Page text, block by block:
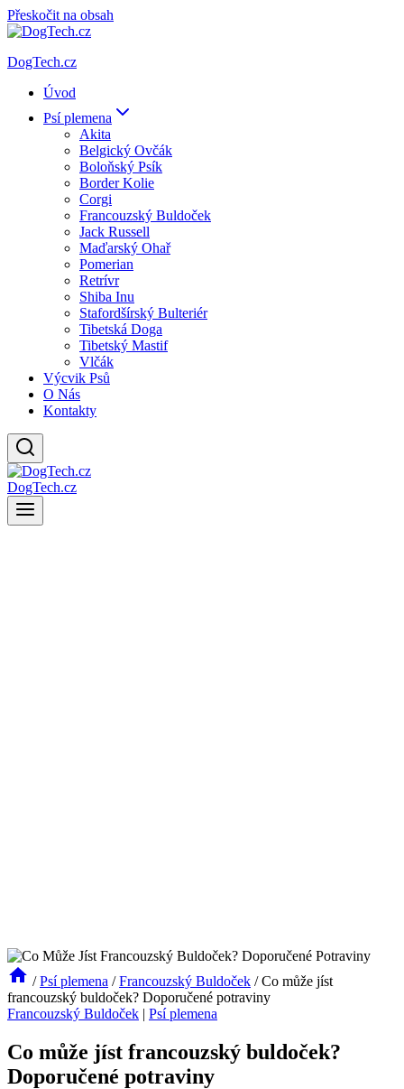
Přeskočit na obsah
DogTech.cz
Úvod
Psí plemena
Akita
Belgický Ovčák
Boloňský Psík
Border Kolie
Corgi
Francouzský Buldoček
Jack Russell
Maďarský Ohař
Pomerian
Retrívr
Shiba Inu
Stafordšírský Bulteriér
Tibetská Doga
Tibetský Mastif
Vlčák
Výcvik Psů
O Nás
Kontakty
DogTech.cz
/ Psí plemena / Francouzský Buldoček / Co může jíst
francouzský buldoček? Doporučené potraviny
Francouzský Buldoček | Psí plemena
Co může jíst francouzský buldoček?
Doporučené potraviny